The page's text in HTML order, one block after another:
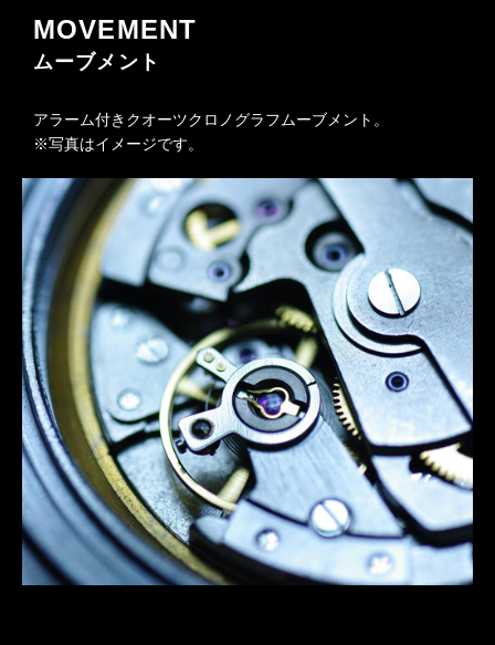
MOVEMENT
ムーブメント
アラーム付きクオーツクロノグラフムーブメント。
※写真はイメージです。